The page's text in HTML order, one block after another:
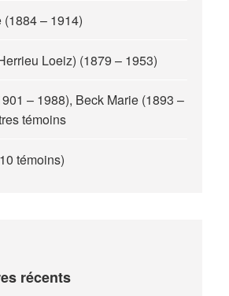
– 1914)
Loeiz) (1879 – 1953)
– 1988), Beck Marie (1893 –
témoins
témoins)
récents